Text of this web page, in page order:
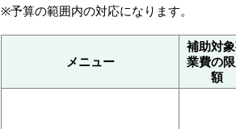
※予算の範囲内の対応になります。
メニュー
補助対
業費の
額